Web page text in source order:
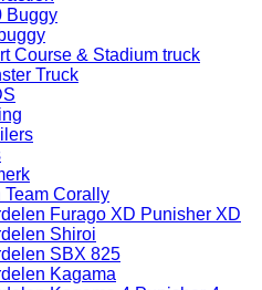
Buggy
Course & Stadium truck
Truck
Corally
Furago XD Punisher XD
Shiroi
SBX 825
Kagama